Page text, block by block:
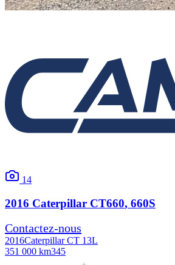
14
2016 Caterpillar CT660, 660S
Contactez-nous
2016Caterpillar CT 13L
351 000 km345